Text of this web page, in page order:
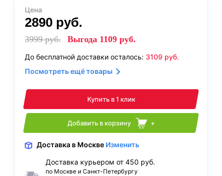
Цена
2890 руб.
3999руб. Выгода 1109 руб.
До бесплатной доставки осталось: 3109 руб.
Посмотреть ещё товары
Купить в 1 клик
Добавить в корзину +
Доставка в Москве Изменить
Доставка курьером от 450 руб.
по Москве и Санкт-Петербургу